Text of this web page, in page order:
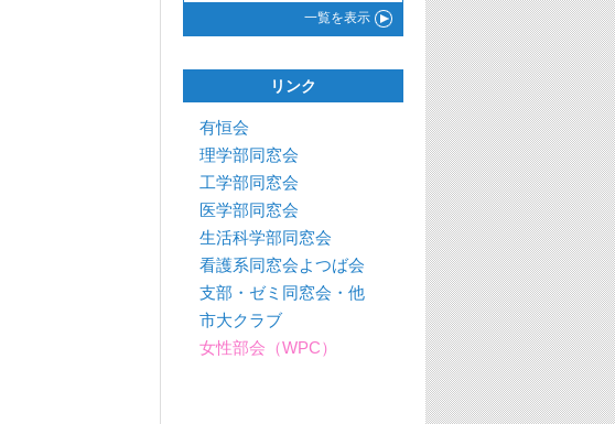
一覧を表示
リンク
有恒会
理学部同窓会
工学部同窓会
医学部同窓会
生活科学部同窓会
看護系同窓会よつば会
支部・ゼミ同窓会・他
市大クラブ
女性部会（WPC）